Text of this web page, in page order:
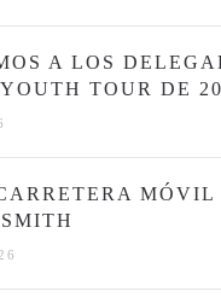
A LOS
TOUR DE
MÓVIL